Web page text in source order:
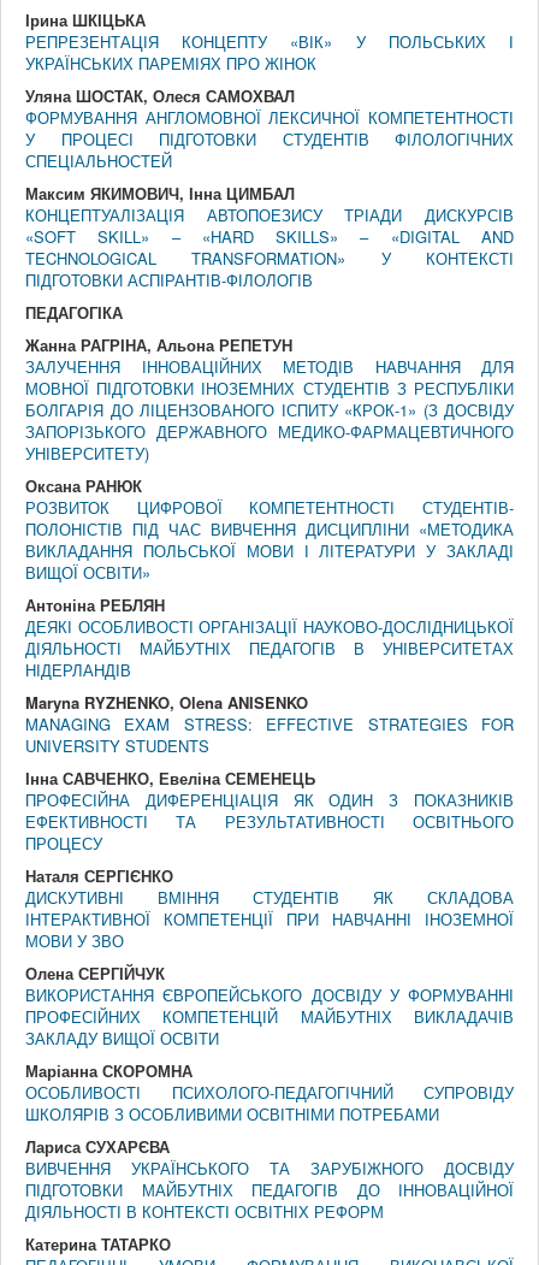
Ірина ШКІЦЬКА
РЕПРЕЗЕНТАЦІЯ КОНЦЕПТУ «ВІК» У ПОЛЬСЬКИХ І
УКРАЇНСЬКИХ ПАРЕМІЯХ ПРО ЖІНОК
Уляна ШОСТАК, Олеся САМОХВАЛ
ФОРМУВАННЯ АНГЛОМОВНОЇ ЛЕКСИЧНОЇ КОМПЕТЕНТНОСТІ
У ПРОЦЕСІ ПІДГОТОВКИ СТУДЕНТІВ ФІЛОЛОГІЧНИХ
СПЕЦІАЛЬНОСТЕЙ
Максим ЯКИМОВИЧ, Інна ЦИМБАЛ
КОНЦЕПТУАЛІЗАЦІЯ АВТОПОЕЗИСУ ТРІАДИ ДИСКУРСІВ
«SOFT SKILL» – «HARD SKILLS» – «DIGITAL AND
TECHNOLOGICAL TRANSFORMATION» У КОНТЕКСТІ
ПІДГОТОВКИ АСПІРАНТІВ-ФІЛОЛОГІВ
ПЕДАГОГІКА
Жанна РАГРІНА, Альона РЕПЕТУН
ЗАЛУЧЕННЯ ІННОВАЦІЙНИХ МЕТОДІВ НАВЧАННЯ ДЛЯ
МОВНОЇ ПІДГОТОВКИ ІНОЗЕМНИХ СТУДЕНТІВ З РЕСПУБЛІКИ
БОЛГАРІЯ ДО ЛІЦЕНЗОВАНОГО ІСПИТУ «КРОК-1» (З ДОСВІДУ
ЗАПОРІЗЬКОГО ДЕРЖАВНОГО МЕДИКО-ФАРМАЦЕВТИЧНОГО
УНІВЕРСИТЕТУ)
Оксана РАНЮК
РОЗВИТОК ЦИФРОВОЇ КОМПЕТЕНТНОСТІ СТУДЕНТІВ-
ПОЛОНІСТІВ ПІД ЧАС ВИВЧЕННЯ ДИСЦИПЛІНИ «МЕТОДИКА
ВИКЛАДАННЯ ПОЛЬСЬКОЇ МОВИ І ЛІТЕРАТУРИ У ЗАКЛАДІ
ВИЩОЇ ОСВІТИ»
Антоніна РЕБЛЯН
ДЕЯКІ ОСОБЛИВОСТІ ОРГАНІЗАЦІЇ НАУКОВО-ДОСЛІДНИЦЬКОЇ
ДІЯЛЬНОСТІ МАЙБУТНІХ ПЕДАГОГІВ В УНІВЕРСИТЕТАХ
НІДЕРЛАНДІВ
Maryna RYZHENKO, Olena ANISENKO
MANAGING EXAM STRESS: EFFECTIVE STRATEGIES FOR
UNIVERSITY STUDENTS
Інна САВЧЕНКО, Евеліна СЕМЕНЕЦЬ
ПРОФЕСІЙНА ДИФЕРЕНЦІАЦІЯ ЯК ОДИН З ПОКАЗНИКІВ
ЕФЕКТИВНОСТІ ТА РЕЗУЛЬТАТИВНОСТІ ОСВІТНЬОГО
ПРОЦЕСУ
Наталя СЕРГІЄНКО
ДИСКУТИВНІ ВМІННЯ СТУДЕНТІВ ЯК СКЛАДОВА
ІНТЕРАКТИВНОЇ КОМПЕТЕНЦІЇ ПРИ НАВЧАННІ ІНОЗЕМНОЇ
МОВИ У ЗВО
Олена СЕРГІЙЧУК
ВИКОРИСТАННЯ ЄВРОПЕЙСЬКОГО ДОСВІДУ У ФОРМУВАННІ
ПРОФЕСІЙНИХ КОМПЕТЕНЦІЙ МАЙБУТНІХ ВИКЛАДАЧІВ
ЗАКЛАДУ ВИЩОЇ ОСВІТИ
Маріанна СКОРОМНА
ОСОБЛИВОСТІ ПСИХОЛОГО-ПЕДАГОГІЧНИЙ СУПРОВІДУ
ШКОЛЯРІВ З ОСОБЛИВИМИ ОСВІТНІМИ ПОТРЕБАМИ
Лариса СУХАРЄВА
ВИВЧЕННЯ УКРАЇНСЬКОГО ТА ЗАРУБІЖНОГО ДОСВІДУ
ПІДГОТОВКИ МАЙБУТНІХ ПЕДАГОГІВ ДО ІННОВАЦІЙНОЇ
ДІЯЛЬНОСТІ В КОНТЕКСТІ ОСВІТНІХ РЕФОРМ
Катерина ТАТАРКО